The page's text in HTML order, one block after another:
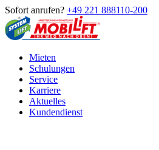
Sofort anrufen? +49 221 888110-200
Mieten
Schulungen
Service
Karriere
Aktuelles
Kundendienst